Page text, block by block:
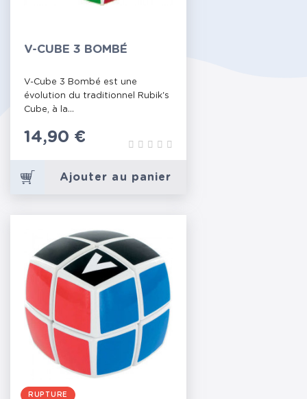
V-CUBE 3 BOMBÉ
V-Cube 3 Bombé est une
évolution du traditionnel Rubik's
Cube, à la...
Prix
14,90 €
Ajouter au panier
RUPTURE